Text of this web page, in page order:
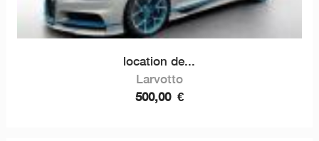
location de...
Larvotto
500,00 €